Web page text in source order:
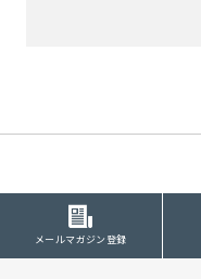
メールマガジン登録